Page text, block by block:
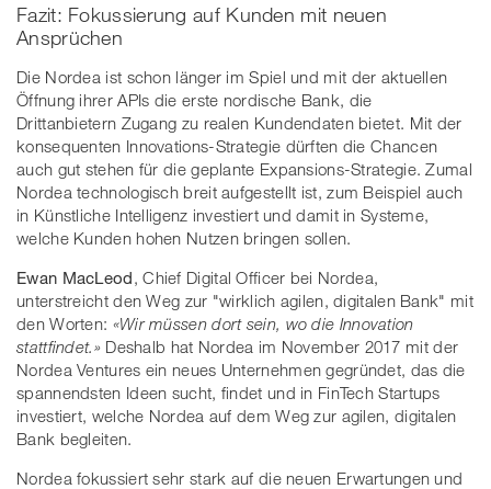
Fazit: Fokussierung auf Kunden mit neuen
Ansprüchen
Die Nordea ist schon länger im Spiel und mit der aktuellen
Öffnung ihrer APIs die erste nordische Bank, die
Drittanbietern Zugang zu realen Kundendaten bietet. Mit der
konsequenten Innovations-Strategie dürften die Chancen
auch gut stehen für die geplante Expansions-Strategie. Zumal
Nordea technologisch breit aufgestellt ist, zum Beispiel auch
in Künstliche Intelligenz investiert und damit in Systeme,
welche Kunden hohen Nutzen bringen sollen.
Ewan MacLeod, Chief Digital Officer bei Nordea,
unterstreicht den Weg zur "wirklich agilen, digitalen Bank" mit
den Worten: «Wir müssen dort sein, wo die Innovation
stattfindet.»Deshalb hat Nordea im November 2017 mit der
Nordea Ventures ein neues Unternehmen gegründet, das die
spannendsten Ideen sucht, findet und in FinTech Startups
investiert, welche Nordea auf dem Weg zur agilen, digitalen
Bank begleiten.
Nordea fokussiert sehr stark auf die neuen Erwartungen und